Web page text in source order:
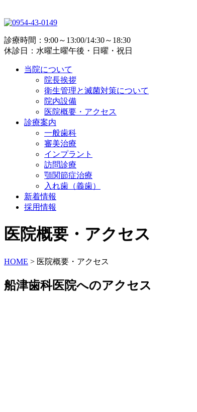
診療時間：9:00～13:00/14:30～18:30
休診日：水曜土曜午後・日曜・祝日
当院について
院長挨拶
衛生管理と滅菌対策について
院内設備
医院概要・アクセス
診療案内
一般歯科
審美治療
インプラント
訪問診療
顎関節症治療
入れ歯（義歯）
新着情報
採用情報
医院概要・アクセス
HOME > 医院概要・アクセス
船津歯科医院へのアクセス